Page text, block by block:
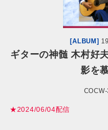
[ALBUM]
ギターの神髄 木村好
影を
★2024/06/04配信